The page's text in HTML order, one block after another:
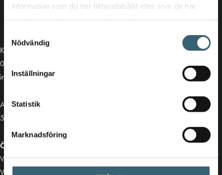
information som du har tillhandahållit eller som de har
Nödvändig
Inställningar
Statistik
Marknadsföring
Kontakt
013-39 30 90
info@alvestadtanken.se
Algolgatan 7
583 30 Linköping
Öppettider butik:
Vardagar 07.00 - 16.00
Viktiga länkar